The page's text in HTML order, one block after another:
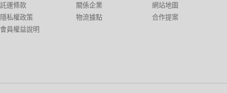
託運條款
隱私權政策
會員權益說明
關係企業
物流據點
網站地圖
合作提案